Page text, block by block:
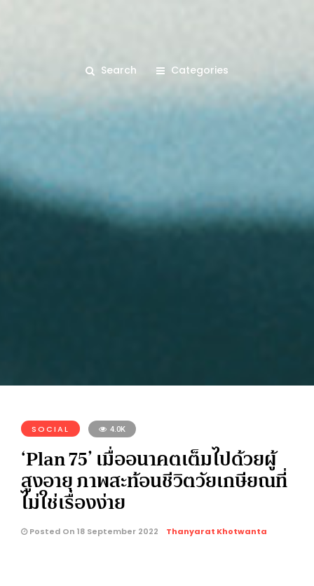
Search Categories
SOCIAL 4.0K
‘Plan 75’ เมื่ออนาคตเต็มไปด้วยผู้
สูงอายุ ภาพสะท้อนชีวิตวัยเกษียณที่
ไม่ใช่เรื่องง่าย
Posted On 18 September 2022 Thanyarat Khotwanta